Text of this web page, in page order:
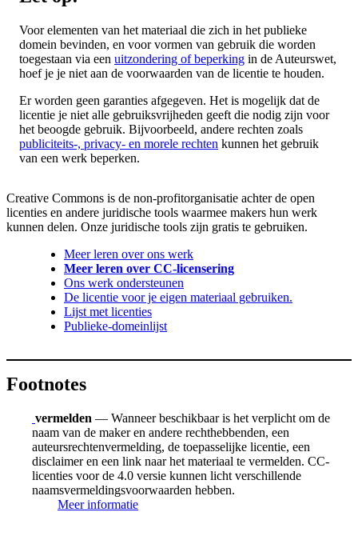
Voor elementen van het materiaal die zich in het publieke
domein bevinden, en voor vormen van gebruik die worden
toegestaan via een uitzondering of beperking in de Auteurswet,
hoef je je niet aan de voorwaarden van de licentie te houden.
Er worden geen garanties afgegeven. Het is mogelijk dat de
licentie je niet alle gebruiksvrijheden geeft die nodig zijn voor
het beoogde gebruik. Bijvoorbeeld, andere rechten zoals
publiciteits-, privacy- en morele rechten kunnen het gebruik
van een werk beperken.
Creative Commons is de non-profitorganisatie achter de open
licenties en andere juridische tools waarmee makers hun werk
kunnen delen. Onze juridische tools zijn gratis te gebruiken.
Meer leren over ons werk
Meer leren over CC-licensering
Ons werk ondersteunen
De licentie voor je eigen materiaal gebruiken.
Lijst met licenties
Publieke-domeinlijst
Footnotes
vermelden — Wanneer beschikbaar is het verplicht om de
naam van de maker en andere rechthebbenden, een
auteursrechtenvermelding, de toepasselijke licentie, een
disclaimer en een link naar het materiaal te vermelden. CC-
licenties voor de 4.0 versie kunnen licht verschillende
naamsvermeldingsvoorwaarden hebben.
Meer informatie